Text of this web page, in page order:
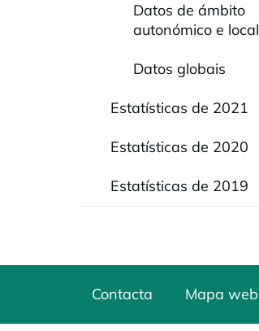
Datos de ámbito
autonómico e local
Datos globais
Estatísticas de 2021
Estatísticas de 2020
Estatísticas de 2019
Contacta Mapa web